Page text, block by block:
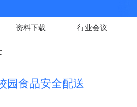
资料下载 行业会议
园食品安全配送